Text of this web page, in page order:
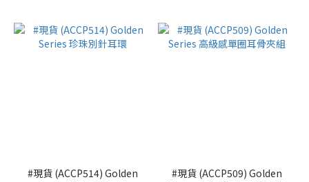
#現貨 (ACCP514) Golden
#現貨 (ACCP509) Golden